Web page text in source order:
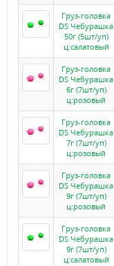
Груз-головка
DS Чебурашка
50г (5шт/уп)
ц:салатовый
Груз-головка
DS Чебурашка
6г (7шт/уп)
ц:розовый
Груз-головка
DS Чебурашка
7г (7шт/уп)
ц:розовый
Груз-головка
DS Чебурашка
9г (7шт/уп)
ц:розовый
Груз-головка
DS Чебурашка
9г (7шт/уп)
ц:салатовый